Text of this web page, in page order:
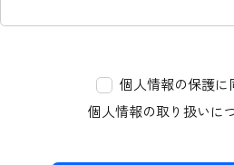
個人情報の保護に
個人情報の取り扱いに